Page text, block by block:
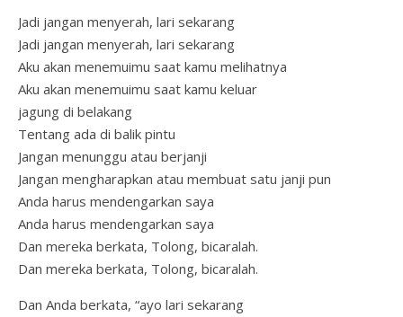
Jadi jangan menyerah, lari sekarang
Jadi jangan menyerah, lari sekarang
Aku akan menemuimu saat kamu melihatnya
Aku akan menemuimu saat kamu keluar
jagung di belakang
Tentang ada di balik pintu
Jangan menunggu atau berjanji
Jangan mengharapkan atau membuat satu janji pun
Anda harus mendengarkan saya
Anda harus mendengarkan saya
Dan mereka berkata, Tolong, bicaralah.
Dan mereka berkata, Tolong, bicaralah.
Dan Anda berkata, “ayo lari sekarang